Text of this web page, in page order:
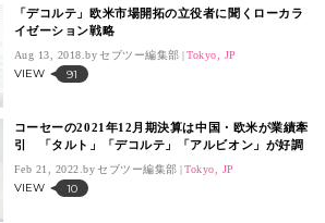
「デコルテ」欧米市場開拓の立役者に聞くローカラ
イゼーション戦略
Aug 13, 2018. セブツー編集部 Tokyo, JP
VIEW 91
コーセーの2021年12月期決算は中国・欧米が業績牽
引 「タルト」「デコルテ」「アルビオン」が好調
Feb 21, 2022. セブツー編集部 Tokyo, JP
VIEW 10